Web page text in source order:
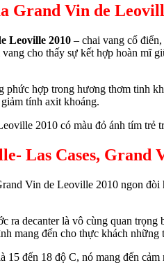
Grand Vin de
Leoville 2010 – chai vang cổ
cho thấy sự kết hợp hoàn mĩ
phức hợp trong hương thơm tinh
tính axit khoáng.
2010 có màu đỏ ánh tím
Las Cases, Grand
Vin de Leoville 2010 ngon
ra decanter là vô cùng quan
mang đến cho thực khách những
đến 18 độ C, nó mang đến